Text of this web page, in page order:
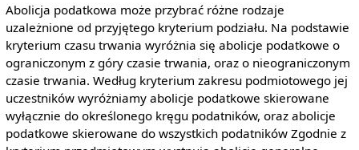
Abolicja podatkowa może przybrać różne rodzaje
uzależnione od przyjętego kryterium podziału. Na podstawie
kryterium czasu trwania wyróżnia się abolicje podatkowe o
ograniczonym z góry czasie trwania, oraz o nieograniczonym
czasie trwania. Według kryterium zakresu podmiotowego jej
uczestników wyróżniamy abolicje podatkowe skierowane
wyłącznie do określonego kręgu podatników, oraz abolicje
podatkowe skierowane do wszystkich podatników Zgodnie z